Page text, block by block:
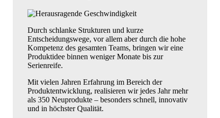
Durch schlanke Strukturen und kurze
Entscheidungswege, vor allem aber durch die hohe
Kompetenz des gesamten Teams, bringen wir eine
Produktidee binnen weniger Monate bis zur
Serienreife.
Mit vielen Jahren Erfahrung im Bereich der
Produktentwicklung, realisieren wir jedes Jahr mehr
als 350 Neuprodukte – besonders schnell, innovativ
und in höchster Qualität.